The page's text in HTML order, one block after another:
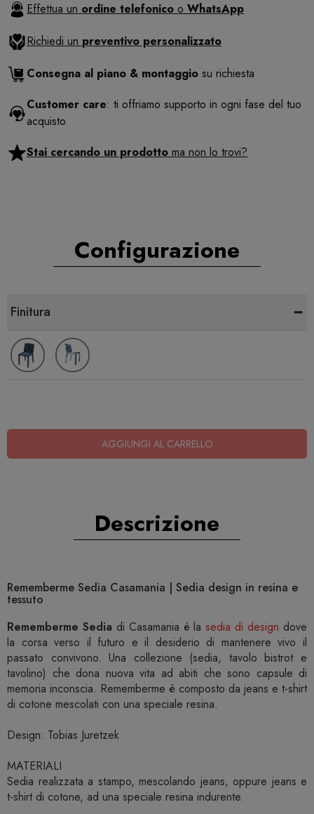
Effettua un ordine telefonico o WhatsApp
Richiedi un preventivo personalizzato
Consegna al piano & montaggio su richiesta
Customer care: ti offriamo supporto in ogni fase del tuo
acquisto
Stai cercando un prodotto ma non lo trovi?
Configurazione
Finitura -
AGGIUNGI AL CARRELLO
Descrizione
Rememberme Sedia Casamania | Sedia design in resina e
tessuto
Rememberme Sedia di Casamania è lasedia di design dove
la corsa verso il futuro e il desiderio di mantenere vivo il
passato convivono. Una collezione (sedia, tavolo bistrot e
tavolino) che dona nuova vita ad abiti che sono capsule di
memoria inconscia. Rememberme è composto da jeans e t-shirt
di cotone mescolati con una speciale resina.
Design: Tobias Juretzek
MATERIALI
Sedia realizzata a stampo, mescolando jeans, oppure jeans e
t-shirt di cotone, ad una speciale resina indurente.